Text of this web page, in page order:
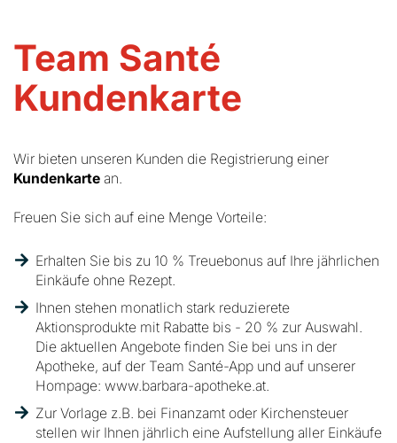
Team Santé
Kundenkarte
Wir bieten unseren Kunden die Registrierung einer
Kundenkarte an.
Freuen Sie sich auf eine Menge Vorteile:
Erhalten Sie bis zu 10 % Treuebonus auf Ihre jährlichen
Einkäufe ohne Rezept.
Ihnen stehen monatlich stark reduzierete
Aktionsprodukte mit Rabatte bis - 20 % zur Auswahl.
Die aktuellen Angebote finden Sie bei uns in der
Apotheke, auf der Team Santé-App und auf unserer
Hompage: www.barbara-apotheke.at.
Zur Vorlage z.B. bei Finanzamt oder Kirchensteuer
stellen wir Ihnen jährlich eine Aufstellung aller Einkäufe